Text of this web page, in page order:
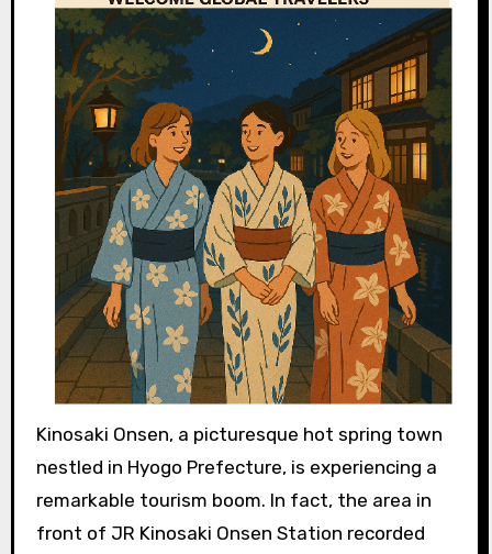
Kinosaki Onsen, a picturesque hot spring town
nestled in Hyogo Prefecture, is experiencing a
remarkable tourism boom. In fact, the area in
front of JR Kinosaki Onsen Station recorded